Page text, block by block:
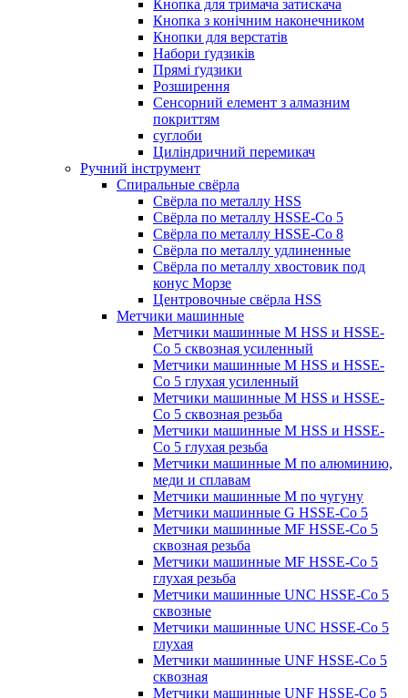
Кнопка для тримача затискача
Кнопка з конічним наконечником
Кнопки для верстатів
Набори ґудзиків
Прямі ґудзики
Розширення
Сенсорний елемент з алмазним
покриттям
суглоби
Циліндричний перемикач
Ручний інструмент
Спиральные свёрла
Свёрла по металлу HSS
Свёрла по металлу HSSE-Co 5
Свёрла по металлу HSSE-Co 8
Свёрла по металлу удлиненные
Свёрла по металлу хвостовик под
конус Морзе
Центровочные свёрла HSS
Метчики машинные
Метчики машинные M HSS и HSSE-
Co 5 сквозная усиленный
Метчики машинные M HSS и HSSE-
Co 5 глухая усиленный
Метчики машинные M HSS и HSSE-
Co 5 сквозная резьба
Метчики машинные M HSS и HSSE-
Co 5 глухая резьба
Метчики машинные M по алюминию,
меди и сплавам
Метчики машинные M по чугуну
Метчики машинные G HSSE-Co 5
Метчики машинные MF HSSE-Co 5
сквозная резьба
Метчики машинные MF HSSE-Co 5
глухая резьба
Метчики машинные UNC HSSE-Co 5
сквозные
Метчики машинные UNC HSSE-Co 5
глухая
Метчики машинные UNF HSSE-Co 5
сквозная
Метчики машинные UNF HSSE-Co 5